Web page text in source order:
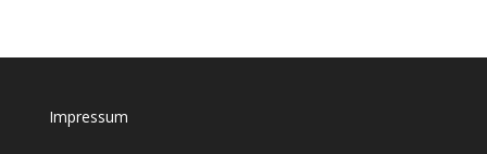
Impressum